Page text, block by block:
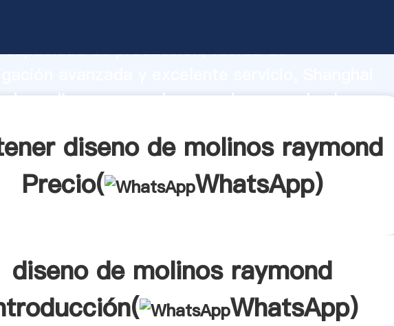
de producción, fuerza de
de molinos raymond proveedor crea el valor y
diseno de molinos raymond
Precio(
WhatsApp)
diseno de molinos raymond
WhatsApp)